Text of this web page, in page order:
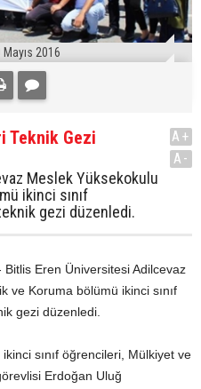
Mayıs 2016
Teknik Gezi
Meslek Yüksekokulu
ikinci sınıf
gezi düzenledi.
A+
A-
Bitlis Eren Üniversitesi Adilcevaz
ve Koruma bölümü ikinci sınıf
gezi düzenledi.
sınıf öğrencileri, Mülkiyet ve
Erdoğan Uluğ